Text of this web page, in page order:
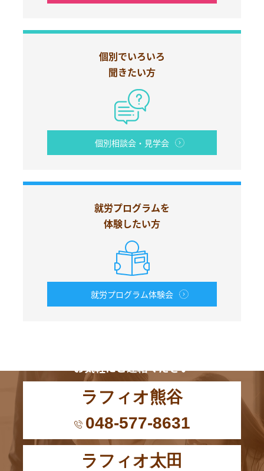
個別でいろいろ
聞きたい方
個別相談会・見学会
就労プログラムを
体験したい方
就労プログラム体験会
お気軽にご連絡ください
ラフィオ熊谷
048-577-8631
ラフィオ太田